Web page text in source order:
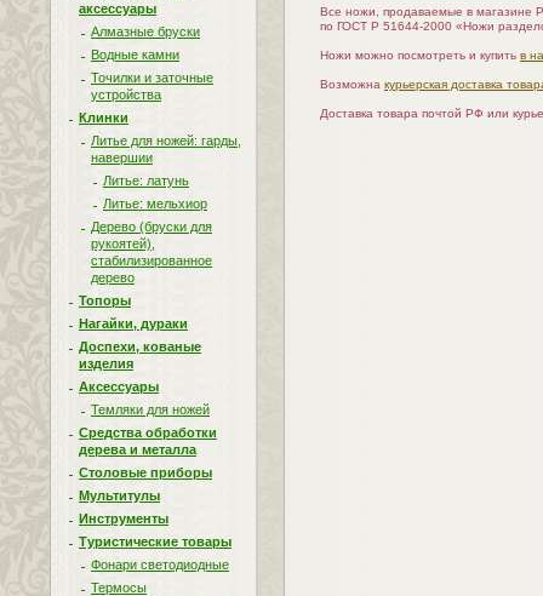
аксессуары
Алмазные бруски
Водные камни
Точилки и заточные
устройства
Клинки
Литье для ножей: гарды,
навершии
Литье: латунь
Литье: мельхиор
Дерево (бруски для
рукоятей),
стабилизированное
дерево
Топоры
Нагайки, дураки
Доспехи, кованые
изделия
Аксессуары
Темляки для ножей
Средства обработки
дерева и металла
Столовые приборы
Мультитулы
Инструменты
Туристические товары
Фонари светодиодные
Термосы
Все ножи, продаваемые в магазине
по ГОСТ Р 51644-2000 «Ножи
Ножи можно посмотреть и купить в
Возможна курьерская доставка
Доставка товара почтой РФ или